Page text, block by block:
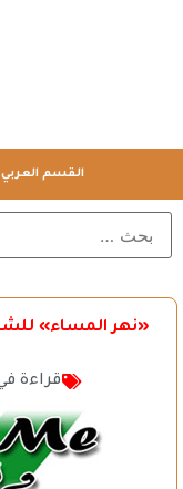
القسم العربي
«نهر المساء»
قراءة